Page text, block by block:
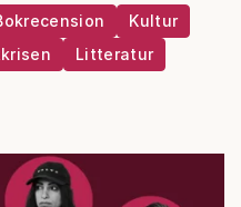
Kultur
Litteratur